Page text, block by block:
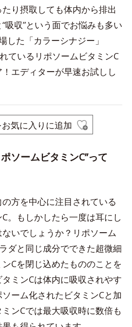
り摂取しても体内から排出
吸収”という面でお悩みも多い
した「カラーシナジー」
ているリポソームビタミンC
エディターが早速お試しし
気に入りに追加
ソームビタミンC”って
方を中心に注目されている
。もしかしたら一度は耳にし
いでしょうか？リポソーム
ダと同じ成分でできた超微細
Cを閉じ込めたもののことを
ミンCは体内に吸収されやす
ーム化されたビタミンCと加
ンCでは最大吸収時に数倍も